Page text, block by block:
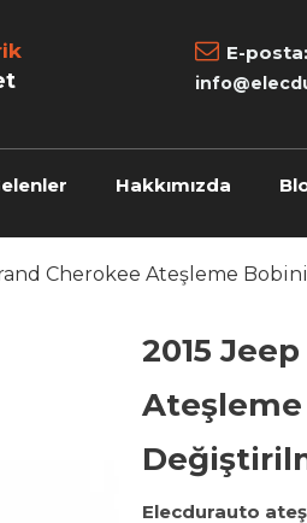
 E-posta:
Hakkımızda
Cherokee Ateşleme
2015
Elecdurauto